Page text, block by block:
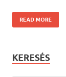
READ MORE
KERESÉS